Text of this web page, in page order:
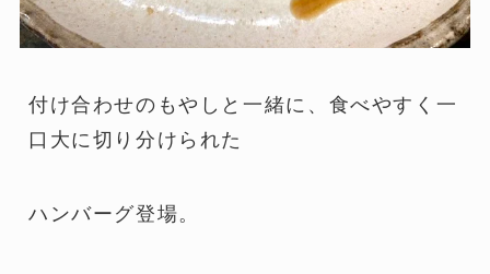
付け合わせのもやしと一緒に、食べやすく一
口大に切り分けられた
ハンバーグ登場。